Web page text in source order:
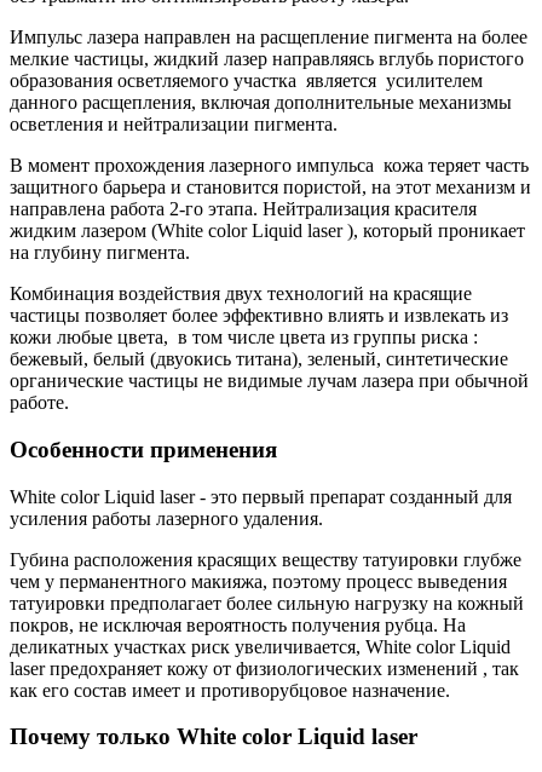
Импульс лазера направлен на расщепление пигмента на более
мелкие частицы, жидкий лазер направляясь вглубь пористого
образования осветляемого участка является усилителем
данного расщепления, включая дополнительные механизмы
осветления и нейтрализации пигмента.
В момент прохождения лазерного импульса кожа теряет часть
защитного барьера и становится пористой, на этот механизм и
направлена работа 2-го этапа. Нейтрализация красителя
жидким лазером (White color Liquid laser ), который проникает
на глубину пигмента.
Комбинация воздействия двух технологий на красящие
частицы позволяет более эффективно влиять и извлекать из
кожи любые цвета, в том числе цвета из группы риска :
бежевый, белый (двуокись титана), зеленый, синтетические
органические частицы не видимые лучам лазера при обычной
работе.
Особенности применения
White color Liquid laser - это первый препарат созданный для
усиления работы лазерного удаления.
Губина расположения красящих веществу татуировки глубже
чем у перманентного макияжа, поэтому процесс выведения
татуировки предполагает более сильную нагрузку на кожный
покров, не исключая вероятность получения рубца. На
деликатных участках риск увеличивается, White color Liquid
laser предохраняет кожу от физиологических изменений , так
как его состав имеет и противорубцовое назначение.
Почему только White color Liquid laser